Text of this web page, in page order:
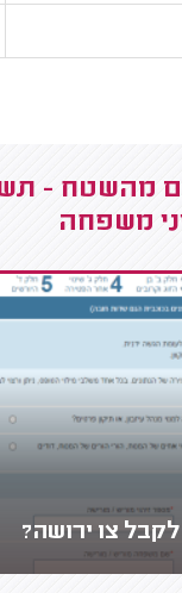
מהשטח -
משפחה
צו ירושה?